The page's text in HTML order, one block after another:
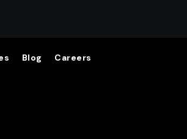
Blog Careers